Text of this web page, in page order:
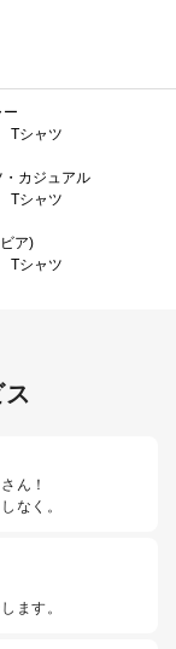
ー
Tシャツ
カジュアル
Tシャツ
ア)
Tシャツ
ん！
なく。
ます。